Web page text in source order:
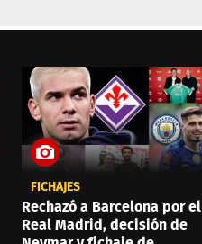
FICHAJES
Rechazó a Barcelona por el
Real Madrid, decisión de